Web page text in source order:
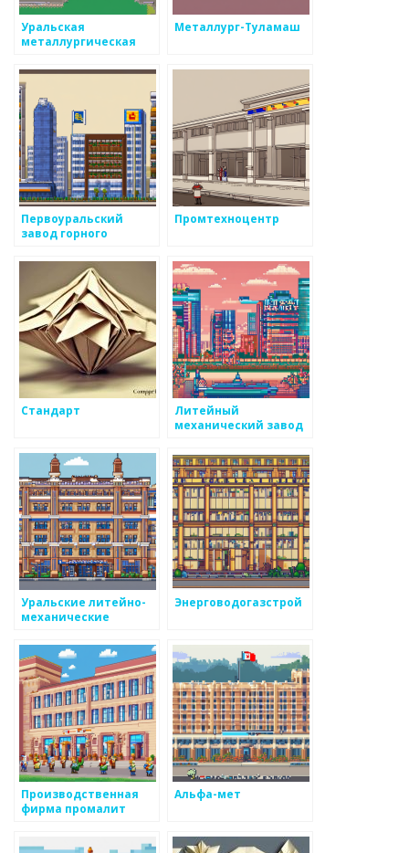
Уральская
металлургическая
Металлург-Туламаш
Первоуральский
завод горного
Промтехноцентр
Стандарт
Литейный
механический завод
Уральские литейно-
механические
Энерговодогазстрой
Производственная
фирма промалит
Альфа-мет